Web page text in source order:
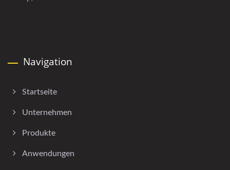
Navigation
Startseite
Unternehmen
Produkte
Anwendungen